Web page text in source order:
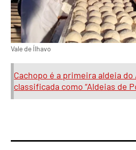
Vale de Ílhavo
Cachopo é a primeira aldeia
classificada como “Aldeias de